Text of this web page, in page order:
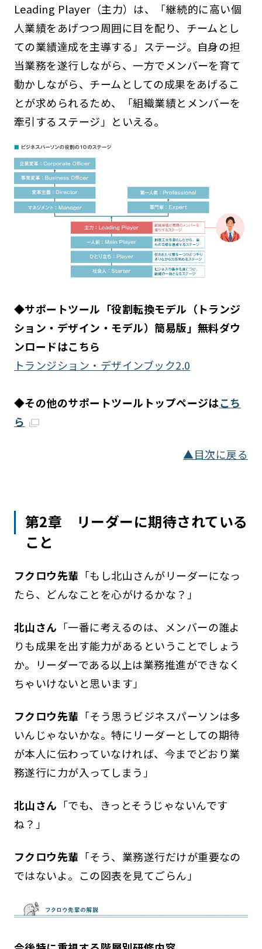
Leading Player（主力）は、「継続的に高い個
人業績をあげつつ周囲に目を配り、チームとし
ての業績達成を主導する」ステージ。自身の担
当業務を遂行しながら、一方でメンバーを育て
動かしながら、チームとしての成果をあげるこ
とが求められるため、「組織業績とメンバーを
牽引するステージ」といえる。
◆サポートツール「役割転換モデル（トランジ
ション・デザイン・モデル）簡易版」無料ダウ
ンロードはこちら
トランジション・デザインブック2.0
◆その他のサポートツールトップページはこち
ら
▲目次に戻る
第2章 リーダーに期待されている
こと
フクロウ先輩 「もし北山さんがリーダーになっ
たら、どんなことを心がけるかな？」
北山さん 「一番に考えるのは、メンバーの誰よ
りも成果を出す能力があるということでしょう
か。リーダーである以上は業務推進ができなく
ちゃいけないと思います」
フクロウ先輩 「そう思うビジネスパーソンは多
いんじゃないかな。特にリーダーとしての期待
が本人に伝わっていなければ、今までどおり業
務遂行に力が入ってしまう」
北山さん 「でも、きっとそうじゃないんです
ね？」
フクロウ先輩 「そう、業務遂行だけが重要なの
ではないよ。この図表を見てごらん」